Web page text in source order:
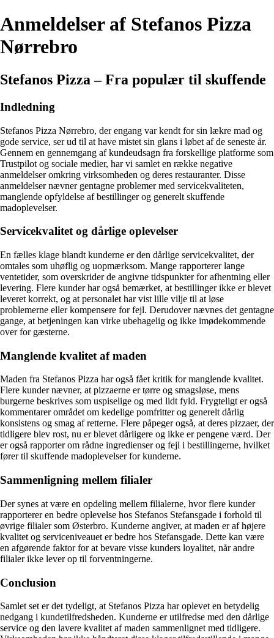
Anmeldelser af Stefanos Pizza
Nørrebro
Stefanos Pizza – Fra populær til skuffende
Indledning
Stefanos Pizza Nørrebro, der engang var kendt for sin lækre mad og
gode service, ser ud til at have mistet sin glans i løbet af de seneste år.
Gennem en gennemgang af kundeudsagn fra forskellige platforme som
Trustpilot og sociale medier, har vi samlet en række negative
anmeldelser omkring virksomheden og deres restauranter. Disse
anmeldelser nævner gentagne problemer med servicekvaliteten,
manglende opfyldelse af bestillinger og generelt skuffende
madoplevelser.
Servicekvalitet og dårlige oplevelser
En fælles klage blandt kunderne er den dårlige servicekvalitet, der
omtales som uhøflig og uopmærksom. Mange rapporterer lange
ventetider, som overskrider de angivne tidspunkter for afhentning eller
levering. Flere kunder har også bemærket, at bestillinger ikke er blevet
leveret korrekt, og at personalet har vist lille vilje til at løse
problemerne eller kompensere for fejl. Derudover nævnes det gentagne
gange, at betjeningen kan virke ubehagelig og ikke imødekommende
over for gæsterne.
Manglende kvalitet af maden
Maden fra Stefanos Pizza har også fået kritik for manglende kvalitet.
Flere kunder nævner, at pizzaerne er tørre og smagsløse, mens
burgerne beskrives som uspiselige og med lidt fyld. Frygteligt er også
kommentarer området om kedelige pomfritter og generelt dårlig
konsistens og smag af retterne. Flere påpeger også, at deres pizzaer, der
tidligere blev rost, nu er blevet dårligere og ikke er pengene værd. Der
er også rapporter om rådne ingredienser og fejl i bestillingerne, hvilket
fører til skuffende madoplevelser for kunderne.
Sammenligning mellem filialer
Der synes at være en opdeling mellem filialerne, hvor flere kunder
rapporterer en bedre oplevelse hos Stefanos Stefansgade i forhold til
øvrige filialer som Østerbro. Kunderne angiver, at maden er af højere
kvalitet og serviceniveauet er bedre hos Stefansgade. Dette kan være
en afgørende faktor for at bevare visse kunders loyalitet, når andre
filialer ikke lever op til forventningerne.
Conclusion
Samlet set er det tydeligt, at Stefanos Pizza har oplevet en betydelig
nedgang i kundetilfredsheden. Kunderne er utilfredse med den dårlige
service og den lavere kvalitet af maden sammenlignet med tidligere.